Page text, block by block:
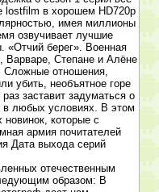
lostfilm в хорошем HD720p
имея миллионы
озвучивает лучшие
«Отчий берег». Военная
Варваре, Степане и Алёне
Сложные отношения,
убить, необъятное горе
заставит задуматься о
в любых условиях. В этом
которые с
армия почитателей
Дата выхода серий
отечественным
образом: В